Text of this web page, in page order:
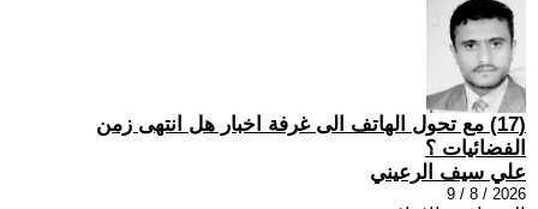
(17) مع تحول الهاتف الى غرفة اخبار هل انتهى زمن
الفضائيات ؟
علي سيف الرعيني
2026 / 8 / 9